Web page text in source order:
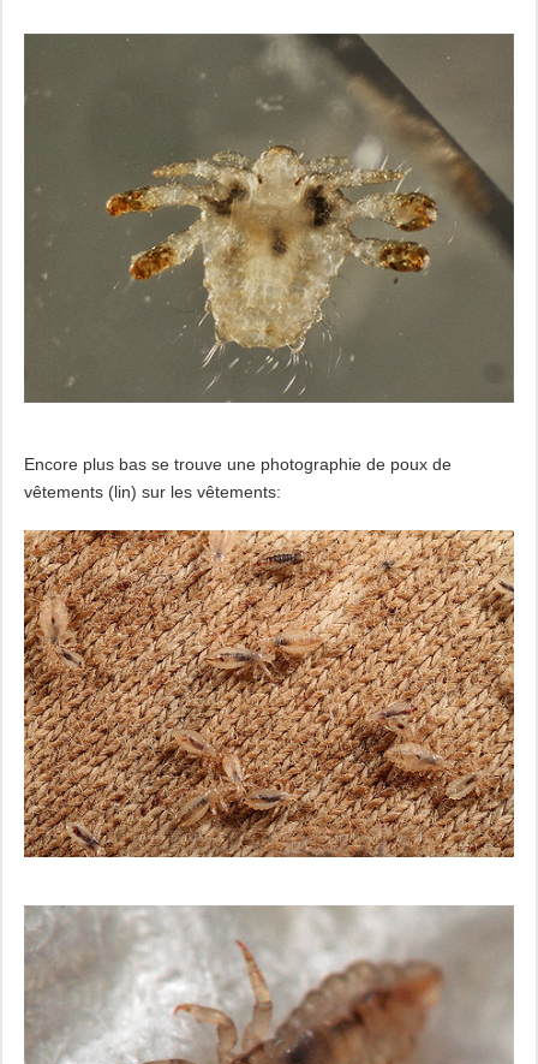
Encore plus bas se trouve une photographie de poux de
vêtements (lin) sur les vêtements: